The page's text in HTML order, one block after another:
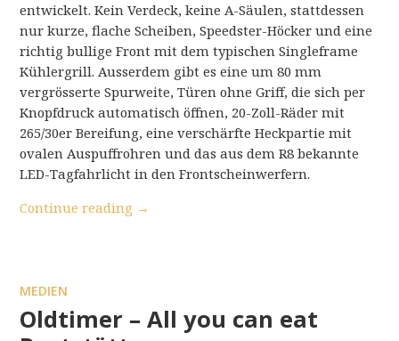
entwickelt. Kein Verdeck, keine A-Säulen, stattdessen
nur kurze, flache Scheiben, Speedster-Höcker und eine
richtig bullige Front mit dem typischen Singleframe
Kühlergrill. Ausserdem gibt es eine um 80 mm
vergrösserte Spurweite, Türen ohne Griff, die sich per
Knopfdruck automatisch öffnen, 20-Zoll-Räder mit
265/30er Bereifung, eine verschärfte Heckpartie mit
ovalen Auspuffrohren und das aus dem R8 bekannte
LED-Tagfahrlicht in den Frontscheinwerfern.
Continue reading →
MEDIEN
Oldtimer – All you can eat